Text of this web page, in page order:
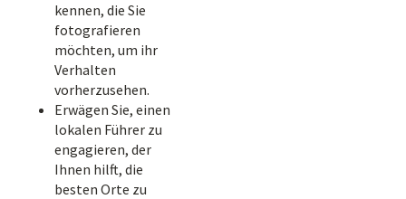
kennen, die Sie
fotografieren
möchten, um ihr
Verhalten
vorherzusehen.
Erwägen Sie, einen
lokalen Führer zu
engagieren, der
Ihnen hilft, die
besten Orte zu